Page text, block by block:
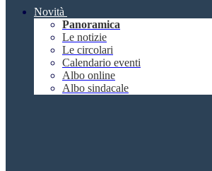
Novità
Panoramica
Le notizie
Le circolari
Calendario eventi
Albo online
Albo sindacale